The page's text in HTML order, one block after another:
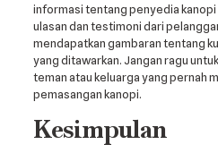
informasi tentang penyedia kanopi
ulasan dan testimoni dari
mendapatkan gambaran tentang
yang ditawarkan. Jangan ragu
teman atau keluarga yang pernah
pemasangan kanopi.
Kesimpulan